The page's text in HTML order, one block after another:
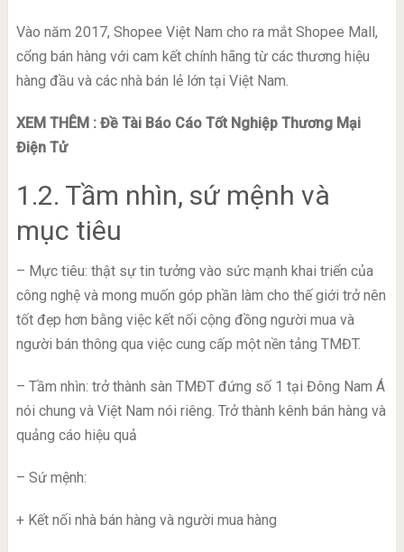
Vào năm 2017, Shopee Việt Nam cho ra mắt Shopee Mall,
cổng bán hàng với cam kết chính hãng từ các thương hiệu
hàng đầu và các nhà bán lẻ lớn tại Việt Nam.
XEM THÊM : Đề Tài Báo Cáo Tốt Nghiệp Thương Mại
Điện Tử
1.2. Tầm nhìn, sứ mệnh và
mục tiêu
– Mực tiêu: thật sự tin tưởng vào sức mạnh khai triển của
công nghệ và mong muốn góp phần làm cho thế giới trở nên
tốt đẹp hơn bằng việc kết nối cộng đồng người mua và
người bán thông qua việc cung cấp một nền tảng TMĐT.
– Tầm nhìn: trở thành sàn TMĐT đứng số 1 tại Đông Nam Á
nói chung và Việt Nam nói riêng. Trở thành kênh bán hàng và
quảng cáo hiệu quả
– Sứ mệnh:
+ Kết nối nhà bán hàng và người mua hàng